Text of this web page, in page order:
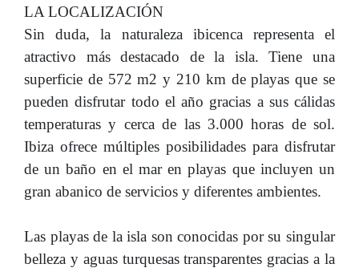
LA LOCALIZACIÓN
Sin duda, la naturaleza ibicenca representa el
atractivo más destacado de la isla. Tiene una
superficie de 572 m2 y 210 km de playas que se
pueden disfrutar todo el año gracias a sus cálidas
temperaturas y cerca de las 3.000 horas de sol.
Ibiza ofrece múltiples posibilidades para disfrutar
de un baño en el mar en playas que incluyen un
gran abanico de servicios y diferentes ambientes.
Las playas de la isla son conocidas por su singular
belleza y aguas turquesas transparentes gracias a la